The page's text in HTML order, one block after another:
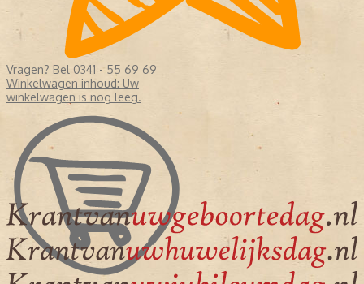
Vragen? Bel 0341 - 55 69 69
Winkelwagen inhoud: Uw
winkelwagen is nog leeg.